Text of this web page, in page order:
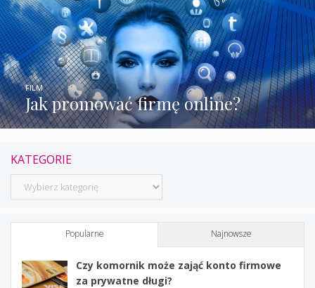
Jak promować firmę online?
FILM
KATEGORIE
Kategorie
Popularne Najnowsze
Czy komornik może zająć konto firmowe
za prywatne długi?